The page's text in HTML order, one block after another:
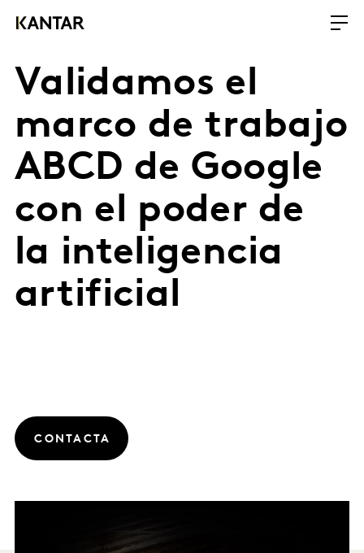
Validamos el
marco de trabajo
ABCD de Google
con el poder de
la inteligencia
artificial
CONTACTA